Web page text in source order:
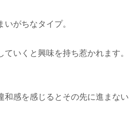
がちなタイプ。
いくと興味を持ち惹かれます。
和感を感じるとその先に進まない